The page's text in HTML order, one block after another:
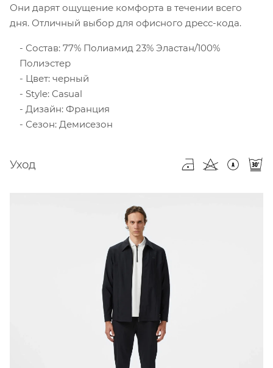
Они дарят ощущение комфорта в течении всего
дня. Отличный выбор для офисного дресс-кода.
Состав: 77% Полиамид 23% Эластан/100%
Полиэстер
Цвет: черный
Style: Casual
Дизайн: Франция
Сезон: Демисезон
Уход